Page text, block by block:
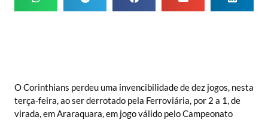
O Corinthians perdeu uma invencibilidade de dez jogos, nesta
terça-feira, ao ser derrotado pela Ferroviária, por 2 a 1, de
virada, em Araraquara, em jogo válido pelo Campeonato